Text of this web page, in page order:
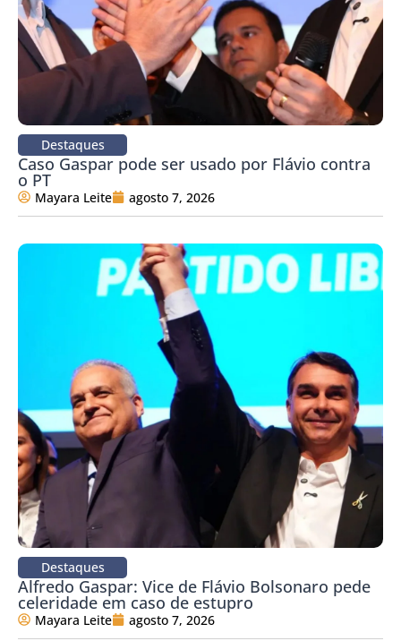
Destaques
Caso Gaspar pode ser usado por Flávio contra
o PT
Mayara Leite agosto 7, 2026
Destaques
Alfredo Gaspar: Vice de Flávio Bolsonaro pede
celeridade em caso de estupro
Mayara Leite agosto 7, 2026